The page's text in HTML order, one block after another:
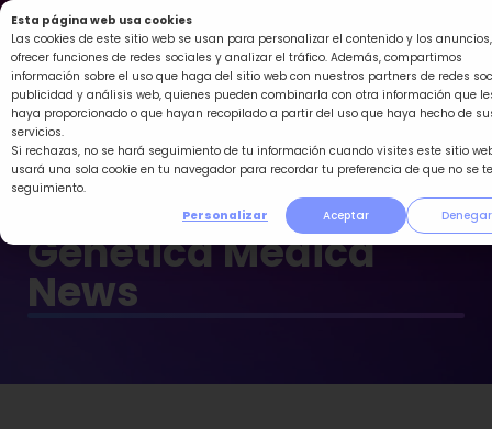
Esta página web usa cookies
Las cookies de este sitio web se usan para personalizar el contenido y los anuncios,
ofrecer funciones de redes sociales y analizar el tráfico. Además, compartimos
información sobre el uso que haga del sitio web con nuestros partners de redes
publicidad y análisis web, quienes pueden combinarla con otra información que
haya proporcionado o que hayan recopilado a partir del uso que haya hecho de
servicios.
Si rechazas, no se hará seguimiento de tu información cuando visites este sitio
usará una sola cookie en tu navegador para recordar tu preferencia de que no se
seguimiento.
Personalizar
Aceptar Denegar
Ir
al
contenido
Genética Médica
News